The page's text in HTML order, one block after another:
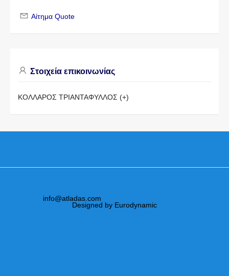
Αίτημα Quote
Στοιχεία επικοινωνίας
ΚΟΛΛΑΡΟΣ ΤΡΙΑΝΤΑΦΥΛΛΟΣ (+)
info@atladas.com
Designed by Eurodynamic